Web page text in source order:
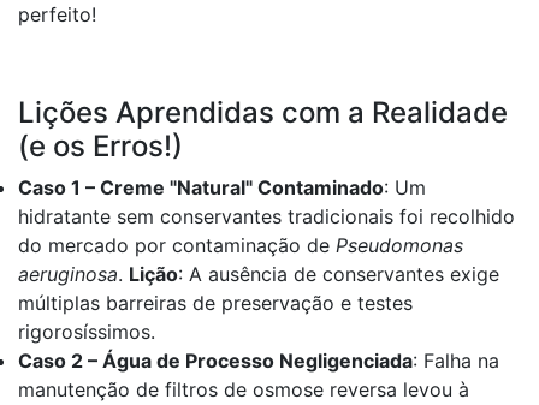
perfeito!
Lições Aprendidas com a Realidade
(e os Erros!)
Caso 1 – Creme "Natural" Contaminado: Um
hidratante sem conservantes tradicionais foi recolhido
do mercado por contaminação de Pseudomonas
aeruginosa. Lição: A ausência de conservantes exige
múltiplas barreiras de preservação e testes
rigorosíssimos.
Caso 2 – Água de Processo Negligenciada: Falha na
manutenção de filtros de osmose reversa levou à